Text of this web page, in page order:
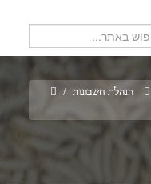
הנהלת חשבונות /